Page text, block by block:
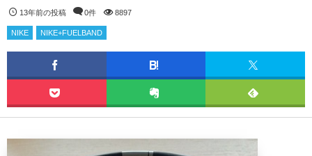
13年前の投稿 0件 8897
NIKE NIKE+FUELBAND